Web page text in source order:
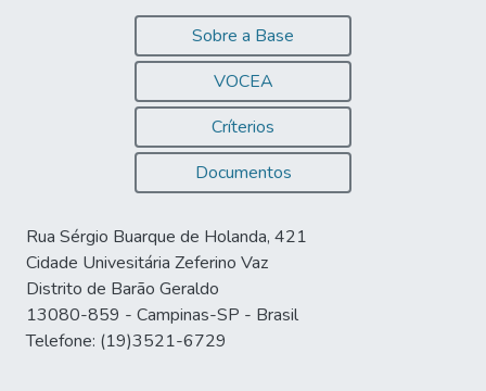
Sobre a Base
VOCEA
Críterios
Documentos
Rua Sérgio Buarque de Holanda, 421
Cidade Univesitária Zeferino Vaz
Distrito de Barão Geraldo
13080-859 - Campinas-SP - Brasil
Telefone: (19)3521-6729